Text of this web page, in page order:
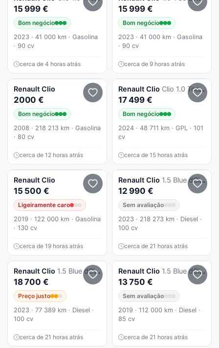
15 999 €
Bom negócio
2023 · 41 000 km · Gasolina
· 90 cv
cerca de 4 horas atrás
15 999 €
Bom negócio
2023 · 41 000 km · Gasolina
· 90 cv
cerca de 9 horas atrás
Renault Clio
2000 €
Bom negócio
2008 · 218 213 km · Gasolina
· 80 cv
cerca de 12 horas atrás
Renault Clio Clio 1.0 Tce Evolution Bi-Fuel
17 499 €
Bom negócio
2024 · 48 711 km · GPL · 101
cv
cerca de 15 horas atrás
Renault Clio
15 500 €
Ligeiramente caro
2019 · 122 000 km · Gasolina
· 130 cv
cerca de 19 horas atrás
Renault Clio 1.5 Blue dCi Evolution
12 990 €
Sem avaliação
2023 · 218 273 km · Diesel ·
100 cv
cerca de 21 horas atrás
Renault Clio 1.5 Blue dCi Intens
18 700 €
Preço justo
2023 · 77 389 km · Diesel ·
100 cv
cerca de 21 horas atrás
Renault Clio 1.5 Blue dCi Intens
13 750 €
Sem avaliação
2019 · 112 000 km · Diesel ·
85 cv
cerca de 21 horas atrás